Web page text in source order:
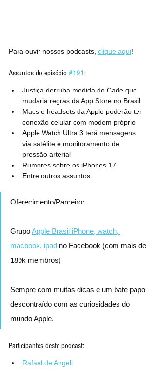
Para ouvir nossos podcasts, clique aqui!
Assuntos do episódio #191:
Justiça derruba medida do Cade que
mudaria regras da App Store no Brasil
Macs e headsets da Apple poderão ter
conexão celular com modem próprio
Apple Watch Ultra 3 terá mensagens
via satélite e monitoramento de
pressão arterial
Rumores sobre os iPhones 17
Entre outros assuntos
Oferecimento/Parceiro:
Grupo Apple Brasil iPhone, watch,
macbook, ipad no Facebook (com mais de
189k membros)
Sempre com muitas dicas e um bate papo
descontraído com as curiosidades do
mundo Apple.
Participantes deste podcast:
Rafael de Angeli